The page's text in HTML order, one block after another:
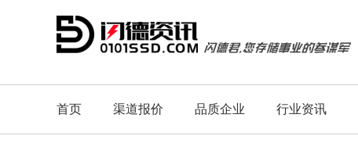
首页 渠道报价 品质企业 行业资讯